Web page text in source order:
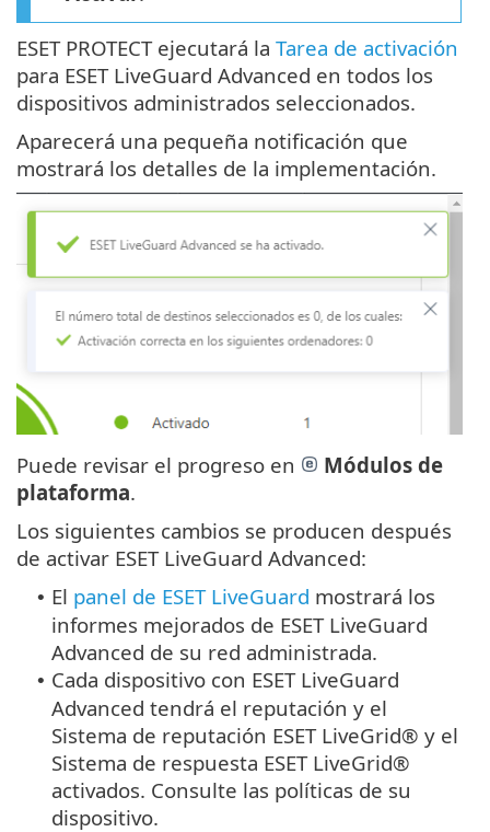
ESET PROTECT ejecutará la Tarea de activación
para ESET LiveGuard Advanced en todos los
dispositivos administrados seleccionados.
Aparecerá una pequeña notificación que
mostrará los detalles de la implementación.
Puede revisar el progreso en
Módulos de
plataforma.
Los siguientes cambios se producen después
de activar ESET LiveGuard Advanced:
• El panel de ESET LiveGuard mostrará los
informes mejorados de ESET LiveGuard
Advanced de su red administrada.
• Cada dispositivo con ESET LiveGuard
Advanced tendrá el reputación y el
Sistema de reputación ESET LiveGrid® y el
Sistema de respuesta ESET LiveGrid®
activados. Consulte las políticas de su
dispositivo.